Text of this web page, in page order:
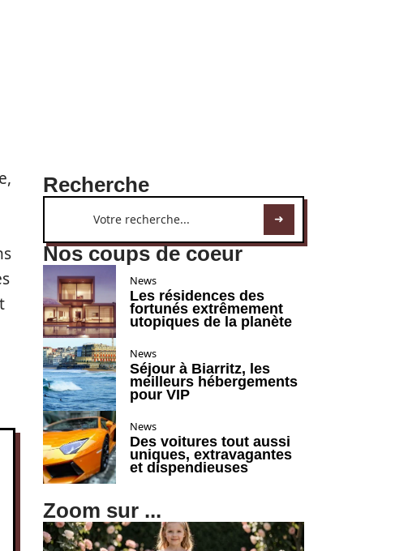
Recherche
Nos coups de coeur
News
Les résidences des
fortunés extrêmement
utopiques de la planète
News
Séjour à Biarritz, les
meilleurs hébergements
pour VIP
News
Des voitures tout aussi
uniques, extravagantes
et dispendieuses
Zoom sur ...